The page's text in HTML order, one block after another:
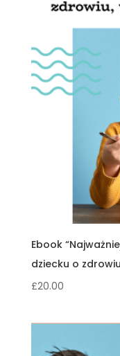
Ebook
dziecku o
£20.00